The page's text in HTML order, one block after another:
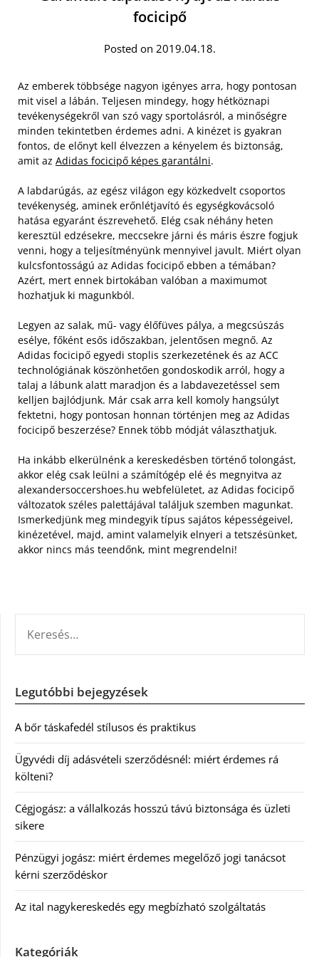
focicipő
Posted on 2019.04.18.
Az emberek többsége nagyon igényes arra, hogy pontosan
mit visel a lábán. Teljesen mindegy, hogy hétköznapi
tevékenységekről van szó vagy sportolásról, a minőségre
minden tekintetben érdemes adni. A kinézet is gyakran
fontos, de előnyt kell élvezzen a kényelem és biztonság,
amit az Adidas focicipő képes garantálni.
A labdarúgás, az egész világon egy közkedvelt csoportos
tevékenység, aminek erőnlétjavító és egységkovácsoló
hatása egyaránt észrevehető. Elég csak néhány heten
keresztül edzésekre, meccsekre járni és máris észre fogjuk
venni, hogy a teljesítményünk mennyivel javult. Miért olyan
kulcsfontosságú az Adidas focicipő ebben a témában?
Azért, mert ennek birtokában valóban a maximumot
hozhatjuk ki magunkból.
Legyen az salak, mű- vagy élőfüves pálya, a megcsúszás
esélye, főként esős időszakban, jelentősen megnő. Az
Adidas focicipő egyedi stoplis szerkezetének és az ACC
technológiának köszönhetően gondoskodik arról, hogy a
talaj a lábunk alatt maradjon és a labdavezetéssel sem
kelljen bajlódjunk. Már csak arra kell komoly hangsúlyt
fektetni, hogy pontosan honnan történjen meg az Adidas
focicipő beszerzése? Ennek több módját választhatjuk.
Ha inkább elkerülnénk a kereskedésben történő tolongást,
akkor elég csak leülni a számítógép elé és megnyitva az
alexandersoccershoes.hu webfelületet, az Adidas focicipő
változatok széles palettájával találjuk szemben magunkat.
Ismerkedjünk meg mindegyik típus sajátos képességeivel,
kinézetével, majd, amint valamelyik elnyeri a tetszésünket,
akkor nincs más teendőnk, mint megrendelni!
Legutóbbi bejegyzések
A bőr táskafedél stílusos és praktikus
Ügyvédi díj adásvételi szerződésnél: miért érdemes rá
költeni?
Cégjogász: a vállalkozás hosszú távú biztonsága és üzleti
sikere
Pénzügyi jogász: miért érdemes megelőző jogi tanácsot
kérni szerződéskor
Az ital nagykereskedés egy megbízható szolgáltatás
Kategóriák